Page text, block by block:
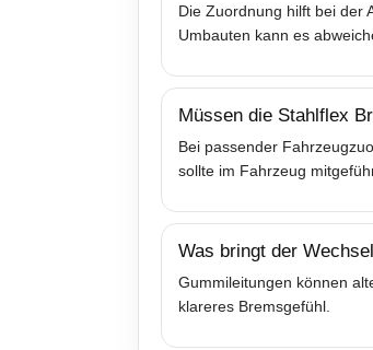
Die Zuordnung hilft bei der
Umbauten kann es
Müssen die Stahlflex
Bei passender
sollte im Fahrzeug
Was bringt der
Gummileitungen können
klareres Bremsgefühl.